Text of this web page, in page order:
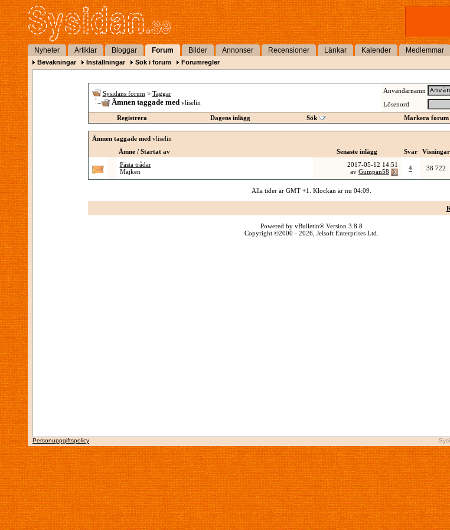
Nyheter Artiklar Bloggar Forum Bilder Annonser Recensioner Länkar Kalender Medlemmar
Bevakningar Inställningar Sök i forum Forumregler
Sysidans forum > Taggar
Ämnen taggade med vliselin
Användarnamn
Lösenord
Registrera
Dagens inlägg Sök Markera forum
Ämnen taggade med vliselin
Ämne / Startat av
Senaste inlägg Svar Visningar
Fästa trådar
Majken
2017-05-12 14:51
av Gumpan58 4 38 722
Alla tider är GMT +1. Klockan är nu 04:09
Powered by vBulletin® Version 3.8.8
Copyright ©2000 - 2026, Jelsoft Enterprises Ltd.
Personuppgiftspolicy